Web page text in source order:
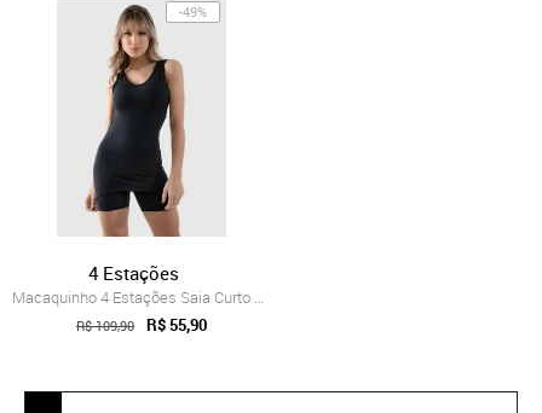
-49%
4 Estações
Macaquinho 4 Estações Saia Curto Tapa Bu...
R$ 109,90 R$ 55,90